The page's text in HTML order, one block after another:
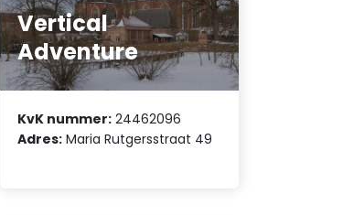
Vertical
Adventure
KvK nummer: 24462096
Adres: Maria Rutgersstraat 49